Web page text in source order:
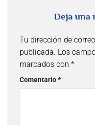
Deja una
Tu dirección de
publicada. Los
marcados con *
Comentario*